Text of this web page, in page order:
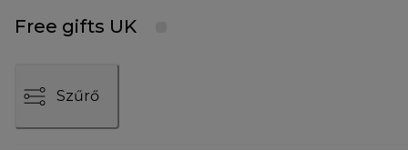
Free gifts UK
Szűrő